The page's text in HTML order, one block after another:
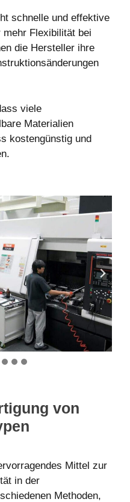
schnelle und effektive
mehr Flexibilität bei
die Hersteller ihre
viele
Materialien
kostengünstig und
von
Mittel zur
in der
Methoden,